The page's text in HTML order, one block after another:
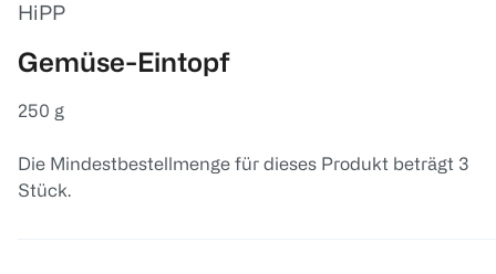
HiPP
Gemüse-Eintopf
250 g
Die Mindestbestellmenge für dieses Produkt beträgt 3
Stück.